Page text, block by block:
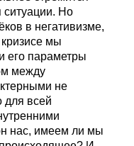
ситуации. Но
в негативизме,
мы
его параметры
между
не
для всей
нас, имеем ли мы